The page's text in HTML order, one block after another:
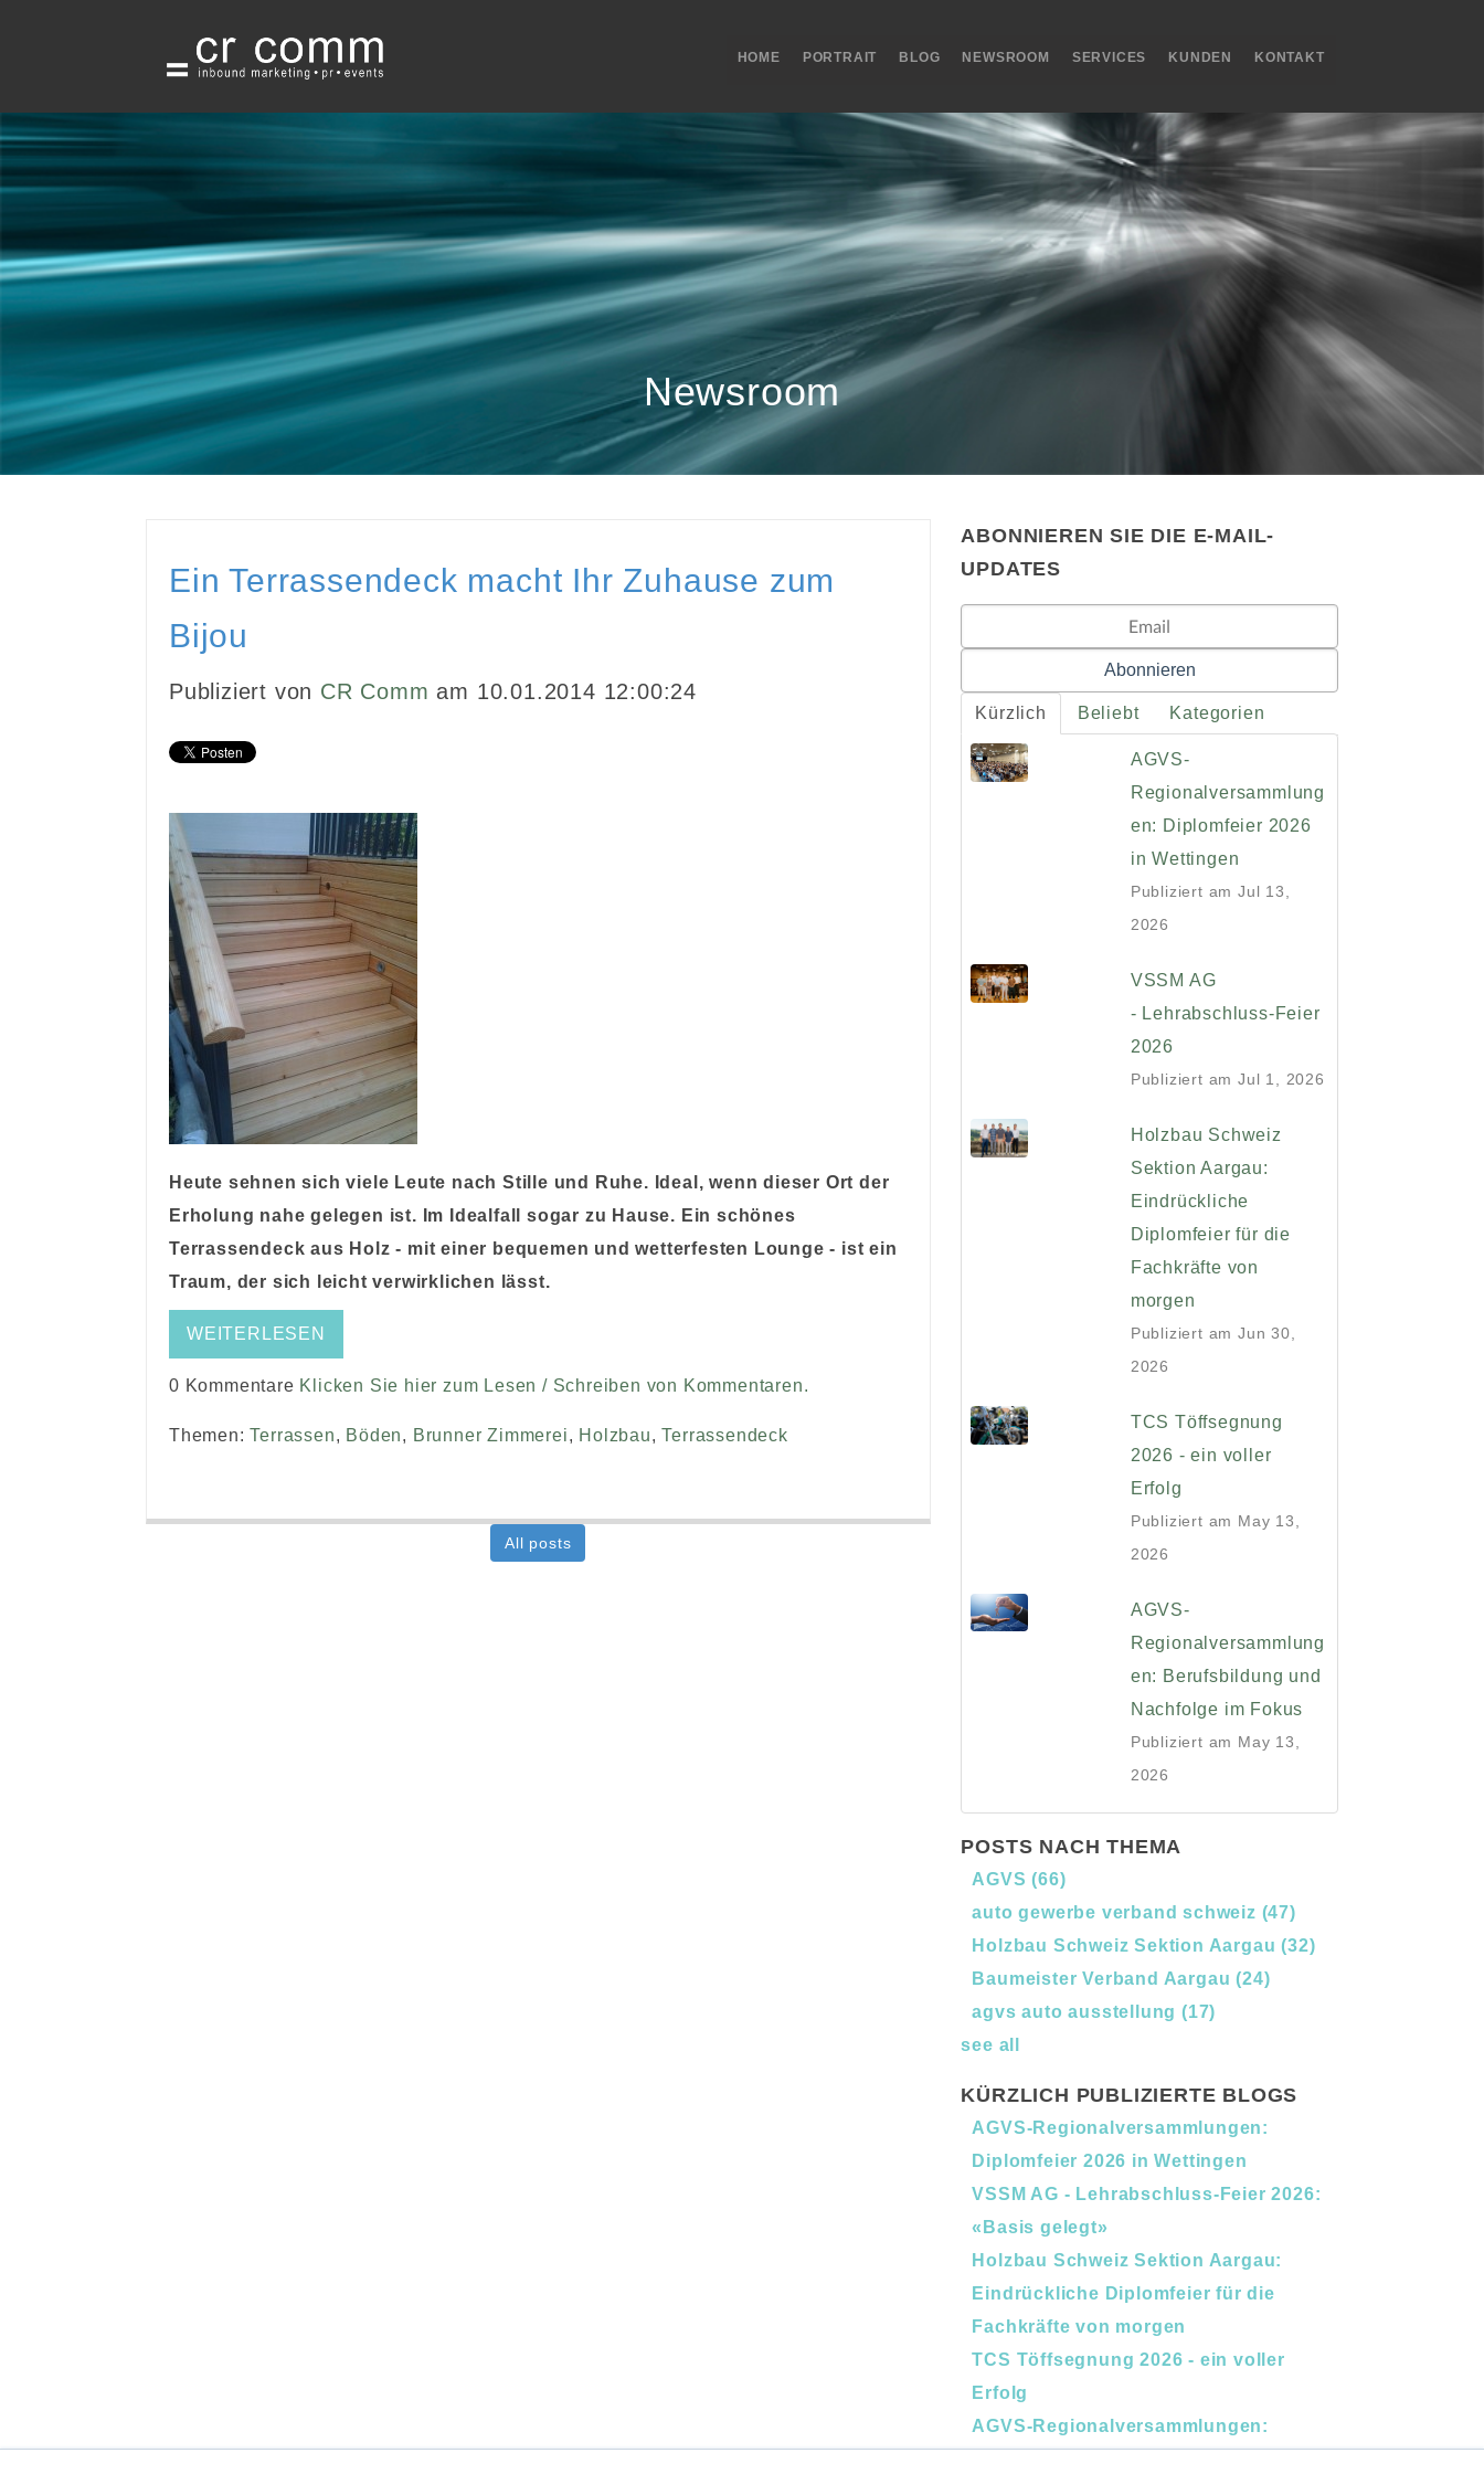
HOME PORTRAIT BLOG NEWSROOM SERVICES KUNDEN KONTAKT
Newsroom
Ein Terrassendeck macht Ihr Zuhause zum
Bijou
Publiziert von CR Comm am 10.01.2014 12:00:24
Heute sehnen sich viele Leute nach Stille und Ruhe. Ideal, wenn dieser Ort der
Erholung nahe gelegen ist. Im Idealfall sogar zu Hause. Ein schönes
Terrassendeck aus Holz - mit einer bequemen und wetterfesten Lounge - ist ein
Traum, der sich leicht verwirklichen lässt.
WEITERLESEN
0 Kommentare Klicken Sie hier zum Lesen / Schreiben von Kommentaren.
Themen:Terrassen, Böden, Brunner Zimmerei, Holzbau,Terrassendeck
All posts
ABONNIEREN SIE DIE E-MAIL-
UPDATES
Kürzlich Beliebt Kategorien
AGVS-
Regionalversammlung
en: Diplomfeier 2026
in Wettingen
Publiziert am Jul 13,
2026
VSSM AG
- Lehrabschluss-Feier
2026
Publiziert am Jul 1, 2026
Holzbau Schweiz
Sektion Aargau:
Eindrückliche
Diplomfeier für die
Fachkräfte von
morgen
Publiziert am Jun 30,
2026
TCS Töffsegnung
2026 - ein voller
Erfolg
Publiziert am May 13,
2026
AGVS-
Regionalversammlung
en: Berufsbildung und
Nachfolge im Fokus
Publiziert am May 13,
2026
POSTS NACH THEMA
AGVS(66)
auto gewerbe verband schweiz (47)
Holzbau Schweiz Sektion Aargau(32)
Baumeister Verband Aargau(24)
agvs auto ausstellung(17)
see all
KÜRZLICH PUBLIZIERTE BLOGS
AGVS-Regionalversammlungen:
Diplomfeier 2026 in Wettingen
VSSM AG - Lehrabschluss-Feier 2026:
«Basis gelegt»
Holzbau Schweiz Sektion Aargau:
Eindrückliche Diplomfeier für die
Fachkräfte von morgen
TCS Töffsegnung 2026 - ein voller
Erfolg
AGVS-Regionalversammlungen: